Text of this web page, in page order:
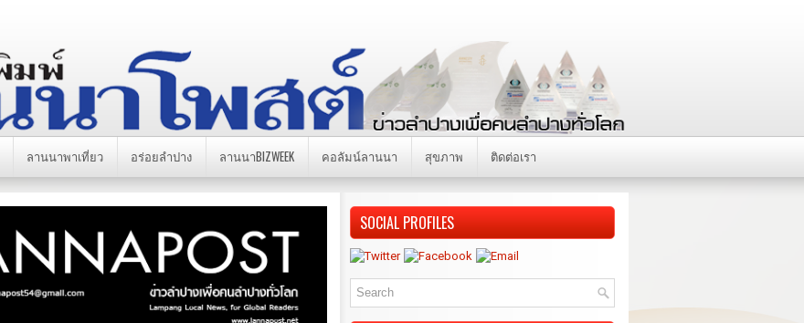
ลานนาพาเที่ยว อร่อยลำปาง ลานนาBIZWEEK คอลัมน์ลานนา สุขภาพ ติดต่อเรา
SOCIAL PROFILES